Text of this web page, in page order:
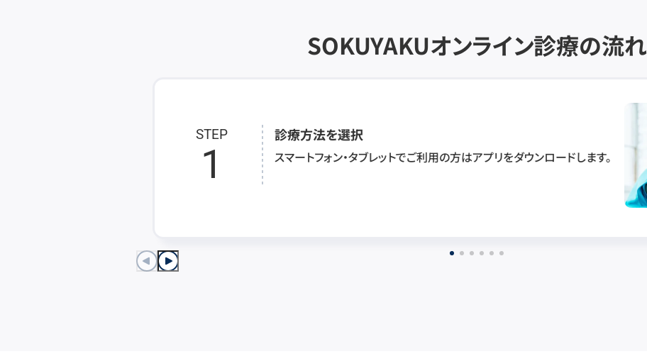
SOKUYAKUオンライン診療の流れ
STEP
1
診療方法を選択
スマートフォン・タブレットでご利用の方はアプリをダウンロードします。